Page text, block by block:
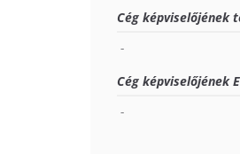
Cég képviselőjének
-
Cég képviselőjének
-